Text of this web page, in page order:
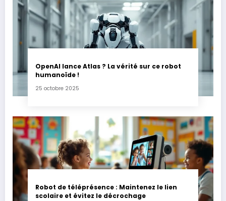
OpenAI lance Atlas ? La vérité sur ce robot
humanoïde !
25 octobre 2025
Robot de téléprésence : Maintenez le lien
scolaire et évitez le décrochage